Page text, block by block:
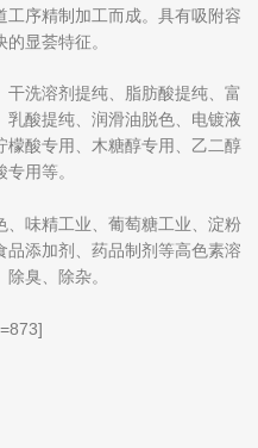
序精制加工而成。具有吸附容
显荟特征。
干洗溶剂提纯、脂肪酸提纯、富
酸提纯、润滑油脱色、电镀液
檬酸专用、木糖醇专用、乙二醇
用等。
、味精工业、葡萄糖工业、淀粉
添加剂、药品制剂等高色素溶
臭、除杂。